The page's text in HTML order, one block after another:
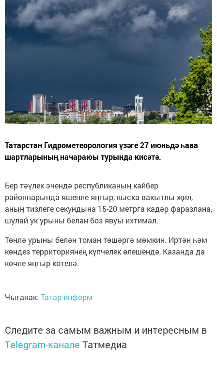
Татарстан Гидрометеорология үзәге 27 июньдә һава
шартларының начараюы турында кисәтә.
Бер тәүлек эчендә республиканың кайбер
районнарында яшенле яңгыр, кыска вакытлы җил,
аның тизлеге секундына 15-20 метрга кадәр фаразлана,
шулай ук урыны белән боз явуы ихтимал.
Төнлә урыны белән томан төшәргә мөмкин. Иртән һәм
көндез территориянең күпчелек өлешендә, Казанда да
көчле яңгыр көтелә.
Чыганак: Татар-информ
Следите за самым важным и интересным в
Telegram-канале Татмедиа